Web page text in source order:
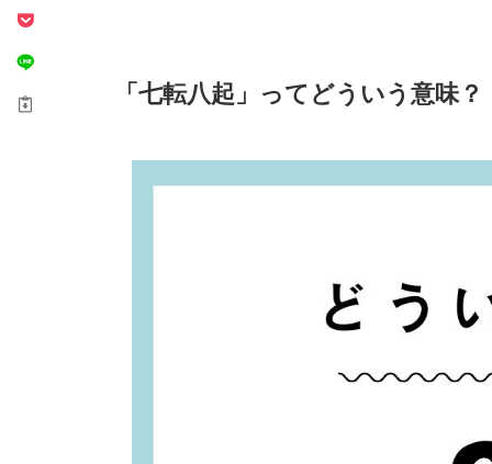
「七転八起」ってどういう意味？